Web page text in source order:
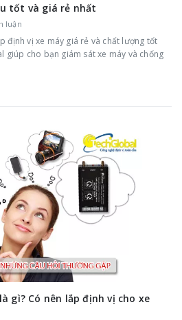
tốt và giá rẻ nhất
luận
định vị xe máy giá rẻ và chất lượng tốt
giúp cho bạn giám sát xe máy và chống
gì? Có nên lắp định vị cho xe